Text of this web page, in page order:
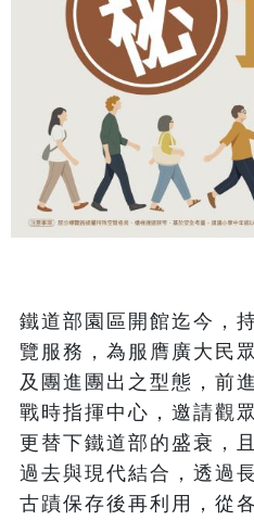
鐵道部園區開館迄今，
覽服務，為服膺廣大民
及團進團出之型態，前
戰時指揮中心，邀請觀
更替下鐵道部的盛衰，
過去與現代結合，透過
古蹟保存後再利用，從